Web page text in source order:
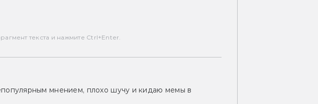
текста и нажмите Ctrl+Enter.
мнением, плохо шучу и кидаю мемы в